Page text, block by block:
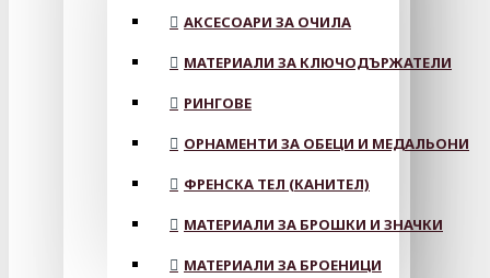
АКСЕСОАРИ ЗА ОЧИЛА
МАТЕРИАЛИ ЗА КЛЮЧОДЪРЖАТЕЛИ
РИНГОВЕ
ОРНАМЕНТИ ЗА ОБЕЦИ И МЕДАЛЬОНИ
ФРЕНСКА ТЕЛ (КАНИТЕЛ)
МАТЕРИАЛИ ЗА БРОШКИ И ЗНАЧКИ
МАТЕРИАЛИ ЗА БРОЕНИЦИ